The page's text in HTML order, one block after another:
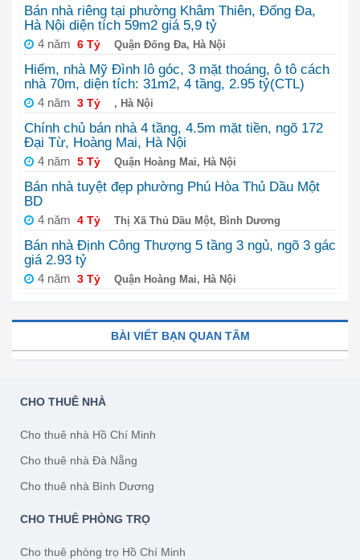
Bán nhà riêng tại phường Khâm Thiên, Đống Đa,
Hà Nội diện tích 59m2 giá 5,9 tỷ
4 năm 6 Tỷ Quận Đống Đa, Hà Nội
Hiếm, nhà Mỹ Đình lô góc, 3 mặt thoáng, ô tô cách
nhà 70m, diện tích: 31m2, 4 tầng, 2.95 tỷ(CTL)
4 năm 3 Tỷ , Hà Nội
Chính chủ bán nhà 4 tầng, 4.5m mặt tiền, ngõ 172
Đại Từ, Hoàng Mai, Hà Nội
4 năm 5 Tỷ Quận Hoàng Mai, Hà Nội
Bán nhà tuyệt đẹp phường Phú Hòa Thủ Dầu Một
BD
4 năm 4 Tỷ Thị Xã Thủ Dầu Một, Bình Dương
Bán nhà Định Công Thượng 5 tầng 3 ngủ, ngõ 3 gác
giá 2.93 tỷ
4 năm 3 Tỷ Quận Hoàng Mai, Hà Nội
BÀI VIẾT BẠN QUAN TÂM
CHO THUÊ NHÀ
Cho thuê nhà Hồ Chí Minh
Cho thuê nhà Đà Nẵng
Cho thuê nhà Bình Dương
CHO THUÊ PHÒNG TRỌ
Cho thuê phòng trọ Hồ Chí Minh